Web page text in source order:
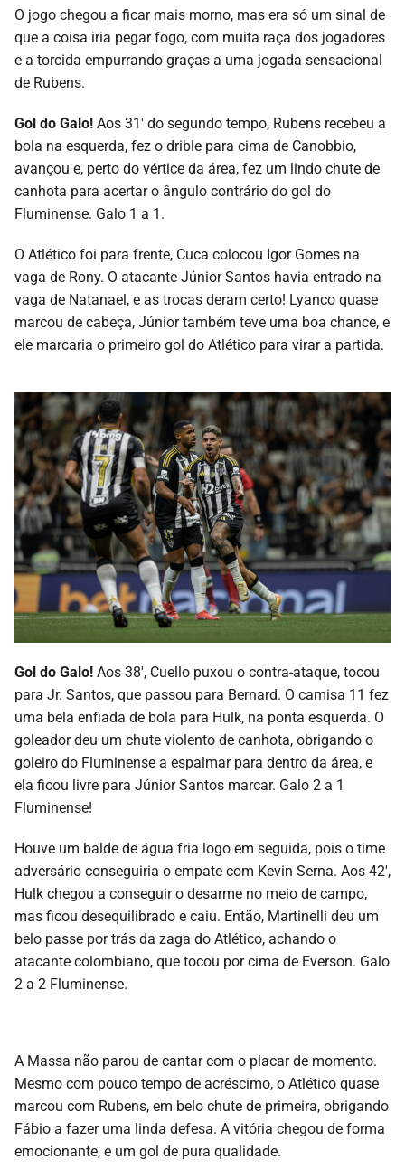
O jogo chegou a ficar mais morno, mas era só um sinal de
que a coisa iria pegar fogo, com muita raça dos jogadores
e a torcida empurrando graças a uma jogada sensacional
de Rubens.
Gol do Galo! Aos 31′ do segundo tempo, Rubens recebeu a
bola na esquerda, fez o drible para cima de Canobbio,
avançou e, perto do vértice da área, fez um lindo chute de
canhota para acertar o ângulo contrário do gol do
Fluminense. Galo 1 a 1.
O Atlético foi para frente, Cuca colocou Igor Gomes na
vaga de Rony. O atacante Júnior Santos havia entrado na
vaga de Natanael, e as trocas deram certo! Lyanco quase
marcou de cabeça, Júnior também teve uma boa chance, e
ele marcaria o primeiro gol do Atlético para virar a partida.
Gol do Galo! Aos 38′, Cuello puxou o contra-ataque, tocou
para Jr. Santos, que passou para Bernard. O camisa 11 fez
uma bela enfiada de bola para Hulk, na ponta esquerda. O
goleador deu um chute violento de canhota, obrigando o
goleiro do Fluminense a espalmar para dentro da área, e
ela ficou livre para Júnior Santos marcar. Galo 2 a 1
Fluminense!
Houve um balde de água fria logo em seguida, pois o time
adversário conseguiria o empate com Kevin Serna. Aos 42′,
Hulk chegou a conseguir o desarme no meio de campo,
mas ficou desequilibrado e caiu. Então, Martinelli deu um
belo passe por trás da zaga do Atlético, achando o
atacante colombiano, que tocou por cima de Everson. Galo
2 a 2 Fluminense.
A Massa não parou de cantar com o placar de momento.
Mesmo com pouco tempo de acréscimo, o Atlético quase
marcou com Rubens, em belo chute de primeira, obrigando
Fábio a fazer uma linda defesa. A vitória chegou de forma
emocionante, e um gol de pura qualidade.